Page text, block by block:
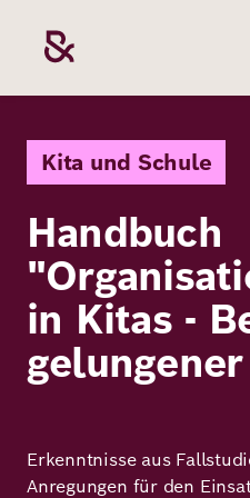
Inhalt
Stiftung
Themen
Förderung
Kita und Schule
Handbuch
in Kitas -
Erkenntnisse aus
Anregungen für den